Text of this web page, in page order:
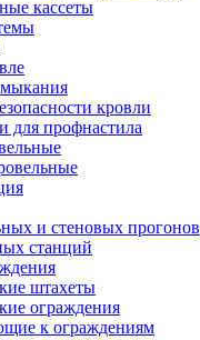
кассеты
кровли
для профнастила
и стеновых прогонов
станций
штахеты
ограждения
к ограждениям